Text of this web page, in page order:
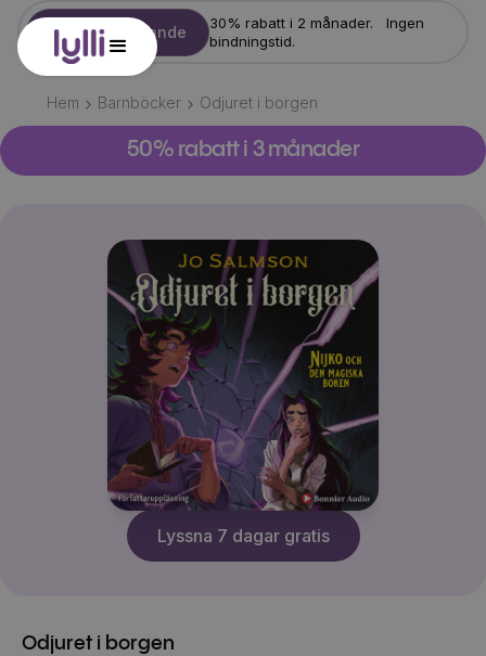
Starta erbjudande
30% rabatt i 2 månader. Ingen
bindningstid.
Hem Barnböcker Odjuret i borgen
50% rabatt i 3 månader
Lyssna 7 dagar gratis
Odjuret i borgen